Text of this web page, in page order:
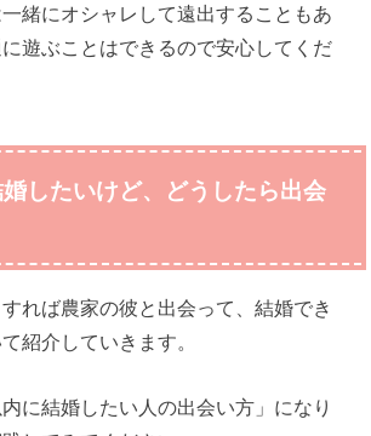
緒にオシャレして遠出することもあ
遊ぶことはできるので安心してくだ
したいけど、どうしたら出会
れば農家の彼と出会って、結婚でき
紹介していきます。
に結婚したい人の出会い方」になり